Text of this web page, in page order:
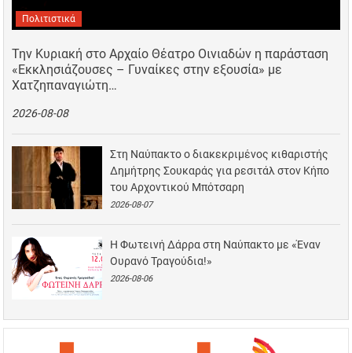
Πολιτιστικά
Την Κυριακή στο Αρχαίο Θέατρο Οινιαδών η παράσταση
«Εκκλησιάζουσες – Γυναίκες στην εξουσία» με
Χατζηπαναγιώτη…
2026-08-08
Στη Ναύπακτο ο διακεκριμένος κιθαριστής
Δημήτρης Σουκαράς για ρεσιτάλ στον Κήπο
του Αρχοντικού Μπότσαρη
2026-08-07
Η Φωτεινή Δάρρα στη Ναύπακτο με «Έναν
Ουρανό Τραγούδια!»
2026-08-06